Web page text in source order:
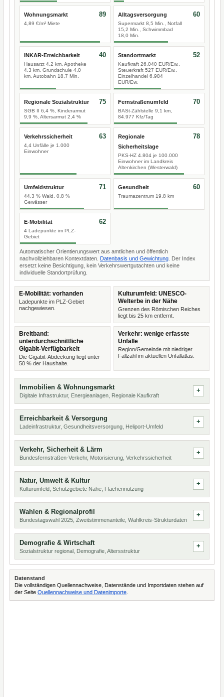
Wohnungsmarkt
4,89 €/m² Miete
89 Alltagsversorgung
Supermarkt 8,5 Min., Notfall
15,2 Min., Schwimmbad
18,0 Min.
60
INKAR-Erreichbarkeit
Hausarzt 4,2 km, Apotheke
4,3 km, Grundschule 4,0
km, Autobahn 18,7 Min.
40 Standortmarkt
Kaufkraft 26.040 EUR/Ew.,
Steuerkraft 527 EUR/Ew.,
Einzelhandel 6.984
EUR/Ew.
52
Regionale Sozialstruktur
SGB II 6,4 %, Kinderarmut
9,9 %, Altersarmut 2,4 %
75 Fernstraßenumfeld
BASt-Zählstelle 9,1 km,
84.977 Kfz/Tag
70
Verkehrssicherheit
4,4 Unfälle je 1.000
Einwohner
63
Regionale
Sicherheitslage
PKS-HZ 4.804 je 100.000
Einwohner im Landkreis
Altenkirchen (Westerwald)
78
Umfeldstruktur
44,3 % Wald, 0,8 %
Gewässer
71 Gesundheit
Traumazentrum 19,8 km
60
E-Mobilität
4 Ladepunkte im PLZ-
Gebiet
62
Automatischer Orientierungswert aus amtlichen und öffentlich
nachvollziehbaren Kontextdaten. Datenbasis und Gewichtung . Der Index
ersetzt keine Besichtigung, kein Verkehrswertgutachten und keine
individuelle Standortprüfung.
E-Mobilität: vorhanden
Ladepunkte im PLZ-Gebiet
nachgewiesen.
Kulturumfeld: UNESCO-
Welterbe in der Nähe
Grenzen des Römischen Reiches
liegt bis 25 km entfernt.
Breitband:
unterdurchschnittliche
Gigabit-Verfügbarkeit
Die Gigabit-Abdeckung liegt unter
50 % der Haushalte.
Verkehr: wenige erfasste
Unfälle
Region/Gemeinde mit niedriger
Fallzahl im aktuellen Unfallatlas.
Immobilien & Wohnungsmarkt
Digitale Infrastruktur, Energieanlagen, Regionale Kaufkraft
Erreichbarkeit & Versorgung
Ladeinfrastruktur, Gesundheitsversorgung, Heliport-Umfeld
Verkehr, Sicherheit & Lärm
Bundesfernstraßen-Verkehr, Motorisierung, Verkehrssicherheit
Natur, Umwelt & Kultur
Kulturumfeld, Schutzgebiete Nähe, Flächennutzung
Wahlen & Regionalprofil
Bundestagswahl 2025, Zweitstimmenanteile, Wahlkreis-Strukturdaten
Demografie & Wirtschaft
Sozialstruktur regional, Demografie, Altersstruktur
Datenstand
Die vollständigen Quellennachweise, Datenstände und Importdaten stehen auf
der Seite Quellennachweise und Datenimporte